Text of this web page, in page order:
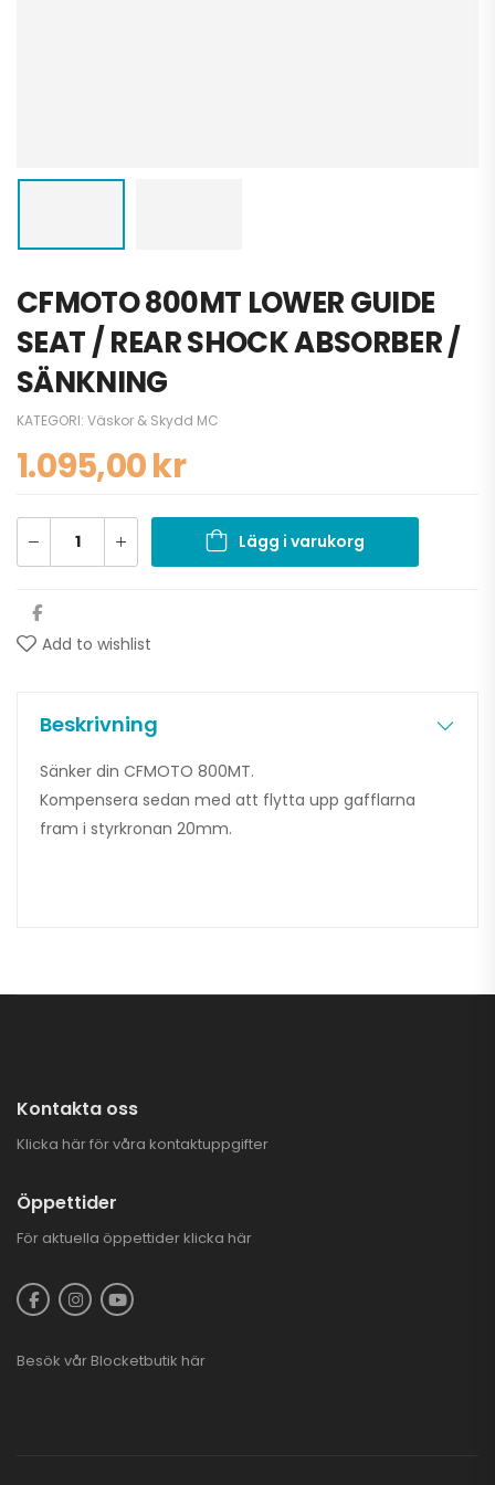
CFMOTO 800MT LOWER GUIDE
SEAT / REAR SHOCK ABSORBER /
SÄNKNING
KATEGORI: Väskor & Skydd MC
1.095,00kr
Lägg i varukorg
Add to wishlist
Beskrivning
Sänker din CFMOTO 800MT.
Kompensera sedan med att flytta upp gafflarna
fram i styrkronan 20mm.
Kontakta oss
Klicka här för våra kontaktuppgifter
Öppettider
För aktuella öppettider klicka här
Besök vår Blocketbutik här